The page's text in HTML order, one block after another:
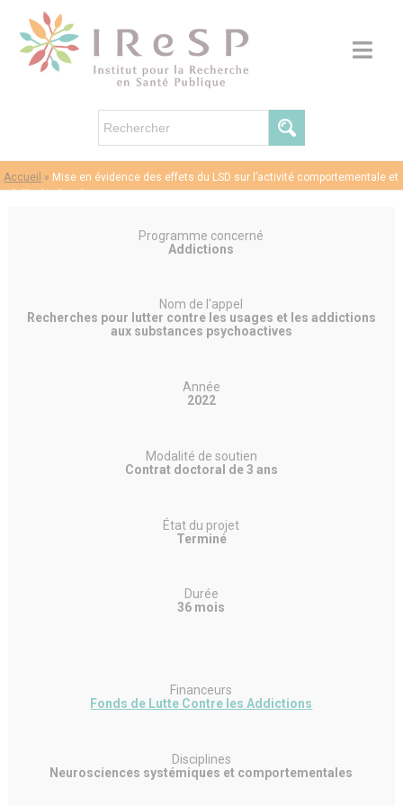
Accueil » Mise en évidence des effets du LSD sur l’activité comportementale et
cérébrale chez la souris
Programme concerné
Addictions
Nom de l'appel
Recherches pour lutter contre les usages et les addictions
aux substances psychoactives
Année
2022
Modalité de soutien
Contrat doctoral de 3 ans
État du projet
Terminé
Durée
36 mois
Financeurs
Fonds de Lutte Contre les Addictions
Disciplines
Neurosciences systémiques et comportementales